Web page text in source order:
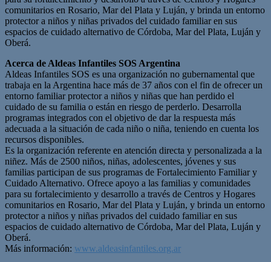
comunitarios en Rosario, Mar del Plata y Luján, y brinda un entorno
protector a niños y niñas privados del cuidado familiar en sus
espacios de cuidado alternativo de Córdoba, Mar del Plata, Luján y
Oberá.
Acerca de Aldeas Infantiles SOS Argentina
Aldeas Infantiles SOS es una organización no gubernamental que
trabaja en la Argentina hace más de 37 años con el fin de ofrecer un
entorno familiar protector a niños y niñas que han perdido el
cuidado de su familia o están en riesgo de perderlo. Desarrolla
programas integrados con el objetivo de dar la respuesta más
adecuada a la situación de cada niño o niña, teniendo en cuenta los
recursos disponibles.
Es la organización referente en atención directa y personalizada a la
niñez. Más de 2500 niños, niñas, adolescentes, jóvenes y sus
familias participan de sus programas de Fortalecimiento Familiar y
Cuidado Alternativo. Ofrece apoyo a las familias y comunidades
para su fortalecimiento y desarrollo a través de Centros y Hogares
comunitarios en Rosario, Mar del Plata y Luján, y brinda un entorno
protector a niños y niñas privados del cuidado familiar en sus
espacios de cuidado alternativo de Córdoba, Mar del Plata, Luján y
Oberá.
Más información: www.aldeasinfantiles.org.ar